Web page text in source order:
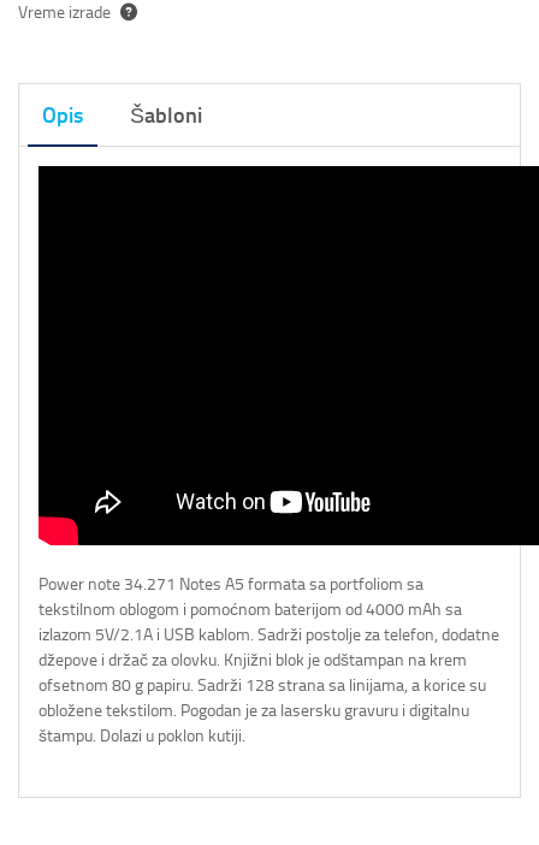
Vreme izrade
Opis Šabloni
Power note 34.271 Notes A5 formata sa portfoliom sa
tekstilnom oblogom i pomoćnom baterijom od 4000 mAh sa
izlazom 5V/2.1A i USB kablom. Sadrži postolje za telefon, dodatne
džepove i držač za olovku. Knjižni blok je odštampan na krem
ofsetnom 80 g papiru. Sadrži 128 strana sa linijama, a korice su
obložene tekstilom. Pogodan je za lasersku gravuru i digitalnu
štampu. Dolazi u poklon kutiji.